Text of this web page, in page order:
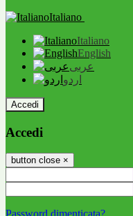
Italiano
Italiano
English
عربى
اردو
Accedi
Accedi
button close ×